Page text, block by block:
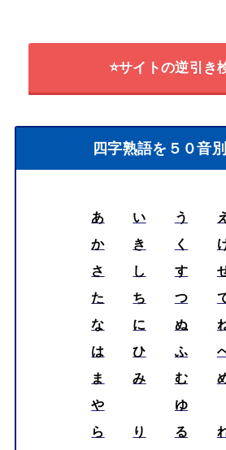
⭐サイトの逆引き
四字熟語を５０音
あ い う え
か
き く
さ
し す
た
ち つ
な
に ぬ
は
ひ ふ
ま
み む
や
ゆ
ら
り る